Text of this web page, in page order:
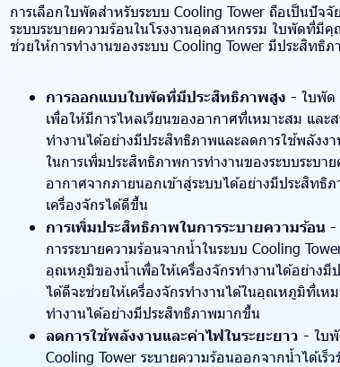
การเลือกใบพัดสำหรับระบบ Cooling Tower ถือเป็นปั
ระบบระบายความร้อนในโรงงานอุตสาหกรรม ใบพัดที่
ช่วยให้การทำงานของระบบ Cooling Tower มีประสิทธิ
การออกแบบใบพัดที่มีประสิทธิภาพสูง - ใบพัด
เพื่อให้มีการไหลเวียนของอากาศที่เหมาะสม และ
ทำงานได้อย่างมีประสิทธิภาพและลดการใช้พลัง
ในการเพิ่มประสิทธิภาพการทำงานของระบบระบ
อากาศจากภายนอกเข้าสู่ระบบได้อย่างมีประสิทธิ
เครื่องจักรได้ดีขึ้น
การเพิ่มประสิทธิภาพในการระบายความร้อน -
การระบายความร้อนจากน้ำในระบบ Cooling
อุณหภูมิของน้ำเพื่อให้เครื่องจักรทำงานได้อย่างมี
ได้ดีจะช่วยให้เครื่องจักรทำงานได้ในอุณหภูมิที่เห
ทำงานได้อย่างมีประสิทธิภาพมากขึ้น
ลดการใช้พลังงานและค่าไฟในระยะยาว - ใบ
Cooling Tower ระบายความร้อนออกจากน้ำได้เ